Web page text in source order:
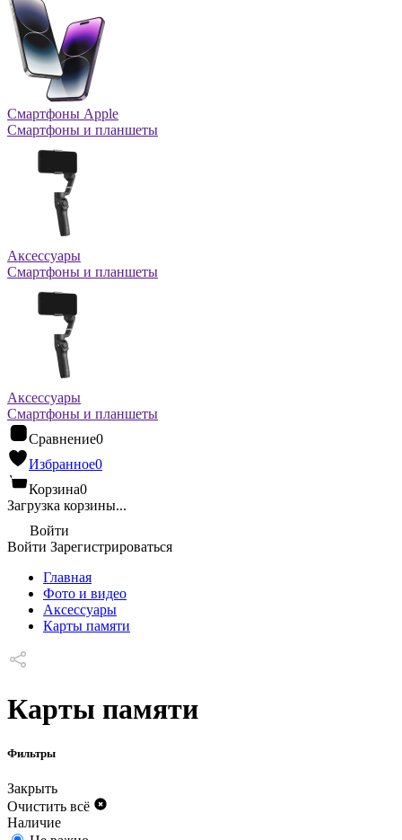
Смартфоны Apple
Смартфоны и планшеты
Аксессуары
Смартфоны и планшеты
Аксессуары
Смартфоны и планшеты
Сравнение0
Избранное0
Корзина0
Загрузка корзины...
Войти
Войти Зарегистрироваться
Главная
Фото и видео
Аксессуары
Карты памяти
Карты памяти
Фильтры
Закрыть
Очистить всё
Наличие